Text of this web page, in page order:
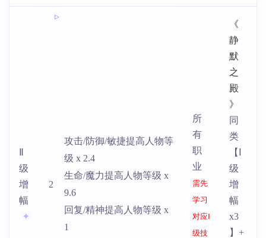
级
增
幅
2
攻击/防御/敏捷提高人物等
级 x 2.4
生命/魔力提高人物等级 x
9.6
回复/精神提高人物等级 x
1
所
有
职
业
需先
学习
对应Ⅰ
级技
《
静
默
之
殿
》
同
类
【Ⅰ
级
增
幅
x3
】+